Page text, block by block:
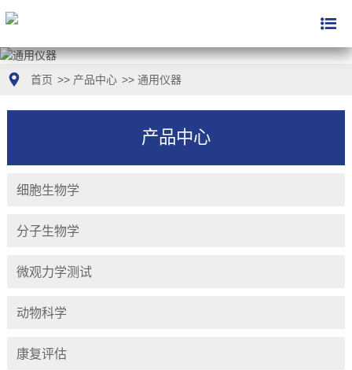
首页 >> 产品中心 >> 通用仪器
产品中心
细胞生物学
分子生物学
微观力学测试
动物科学
康复评估